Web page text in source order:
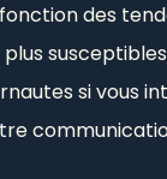
des
si vous